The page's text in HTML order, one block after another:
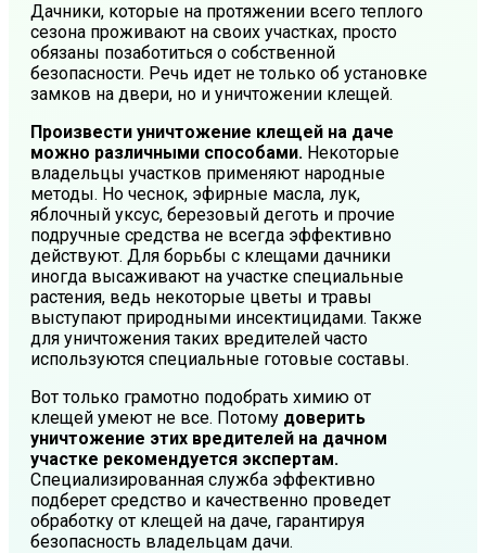
Дачники, которые на протяжении всего теплого
сезона проживают на своих участках, просто
обязаны позаботиться о собственной
безопасности. Речь идет не только об установке
замков на двери, но и уничтожении клещей.
Произвести уничтожение клещей на даче
можно различными способами. Некоторые
владельцы участков применяют народные
методы. Но чеснок, эфирные масла, лук,
яблочный уксус, березовый деготь и прочие
подручные средства не всегда эффективно
действуют. Для борьбы с клещами дачники
иногда высаживают на участке специальные
растения, ведь некоторые цветы и травы
выступают природными инсектицидами. Также
для уничтожения таких вредителей часто
используются специальные готовые составы.
Вот только грамотно подобрать химию от
клещей умеют не все. Потому доверить
уничтожение этих вредителей на дачном
участке рекомендуется экспертам.
Специализированная служба эффективно
подберет средство и качественно проведет
обработку от клещей на даче, гарантируя
безопасность владельцам дачи.